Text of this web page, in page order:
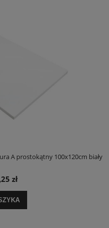
A prostokątny 100x120cm biały
zł